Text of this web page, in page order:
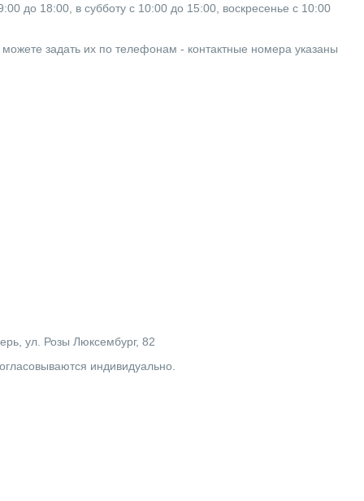
до 18:00, в субботу с 10:00 до 15:00, воскресенье с 10:00
задать их по телефонам - контактные номера указаны
ул. Розы Люксембург, 82
индивидуально.